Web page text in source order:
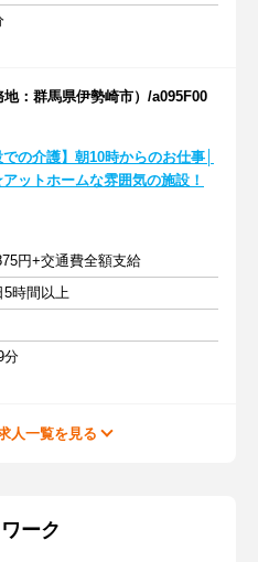
：群馬県伊勢崎市）/a095F00
での介護】朝10時からのお仕事│
ットホームな雰囲気の施設！
円+交通費全額支給
5時間以上
分
人一覧を見る
ーク